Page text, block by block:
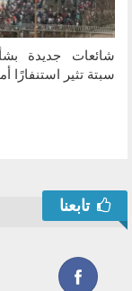
شائعات جديدة
سبتة تثير استنفارًا
تابعنا